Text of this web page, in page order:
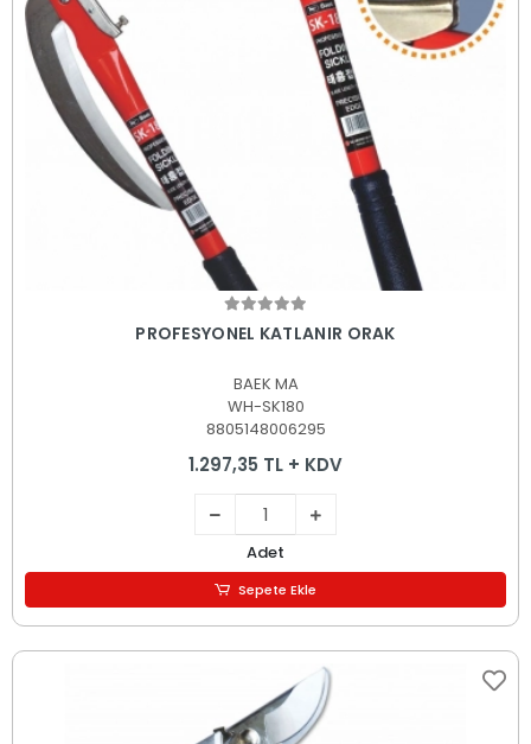
Sepete Ekle
PROFESYONEL KATLANIR ORAK
BAEK MA
WH-SK180
8805148006295
1.297,35 TL + KDV
Adet
Sepete Ekle